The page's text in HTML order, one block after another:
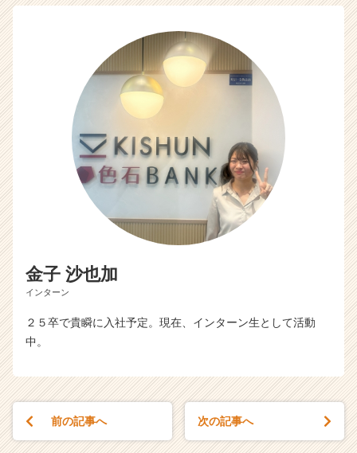
金子 沙也加
インターン
２５卒で貴瞬に入社予定。現在、インターン生として活動
中。
前の記事へ 次の記事へ